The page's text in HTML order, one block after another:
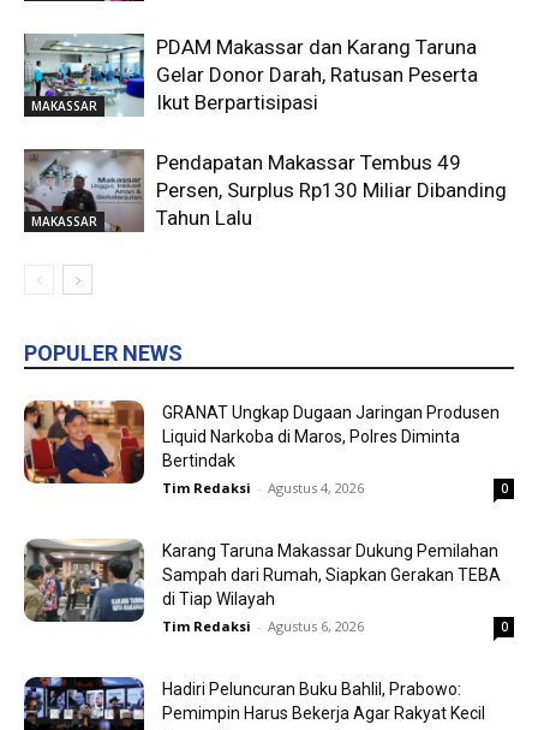
MAKASSAR
PDAM Makassar dan Karang Taruna
Gelar Donor Darah, Ratusan Peserta
Ikut Berpartisipasi
MAKASSAR
Pendapatan Makassar Tembus 49
Persen, Surplus Rp130 Miliar Dibanding
Tahun Lalu
POPULER NEWS
GRANAT Ungkap Dugaan Jaringan Produsen
Liquid Narkoba di Maros, Polres Diminta
Bertindak
Tim Redaksi - Agustus 4, 2026 0
Karang Taruna Makassar Dukung Pemilahan
Sampah dari Rumah, Siapkan Gerakan TEBA
di Tiap Wilayah
Tim Redaksi - Agustus 6, 2026 0
Hadiri Peluncuran Buku Bahlil, Prabowo:
Pemimpin Harus Bekerja Agar Rakyat Kecil